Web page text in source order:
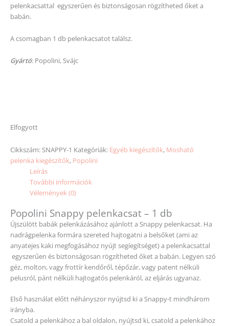
pelenkacsattal egyszerűen és biztonságosan rögzítheted őket a
babán.
A csomagban 1 db pelenkacsatot találsz.
Gyártó: Popolini, Svájc
Elfogyott
Cikkszám:SNAPPY-1 Kategóriák: Egyéb kiegészítők, Mosható
pelenka kiegészítők, Popolini
Leírás
További információk
Vélemények (0)
Popolini Snappy pelenkacsat – 1 db
Újszülött babák pelenkázásához ajánlott a Snappy pelenkacsat. Ha
nadrágpelenka formára szereted hajtogatni a belsőket (ami az
anyatejes kaki megfogásához nyújt segíegítséget) a pelenkacsattal
egyszerűen és biztonságosan rögzítheted őket a babán. Legyen szó
géz, molton, vagy frottír kendőről, tépőzár, vagy patent nélküli
pelusról, pánt nélküli hajtogatós pelenkáról, az eljárás ugyanaz.
Első használat előtt néhányszor nyújtsd ki a Snappy-t mindhárom
irányba.
Csatold a pelenkához a bal oldalon, nyújtsd ki, csatold a pelenkához